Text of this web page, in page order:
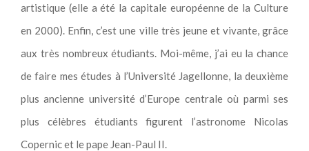
artistique (elle a été la capitale européenne de la Culture
en 2000). Enfin, c’est une ville très jeune et vivante, grâce
aux très nombreux étudiants. Moi-même, j’ai eu la chance
de faire mes études à l’Université Jagellonne, la deuxième
plus ancienne université d’Europe centrale où parmi ses
plus célèbres étudiants figurent l’astronome Nicolas
Copernic et le pape Jean-Paul II.